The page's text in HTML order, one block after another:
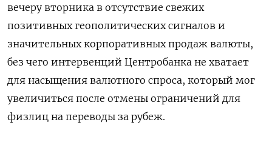
вечеру вторника в отсутствие свежих
позитивных геополитических сигналов и
значительных корпоративных продаж валюты,
без чего интервенций Центробанка не хватает
для насыщения валютного спроса, который мог
увеличиться после отмены ограничений для
физлиц на переводы за рубеж.